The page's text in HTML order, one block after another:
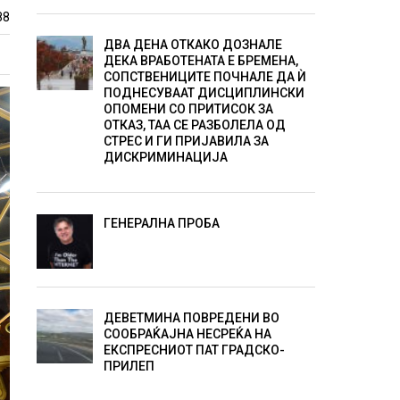
ДВА ДЕНА ОТКАКО ДОЗНАЛЕ
ДЕКА ВРАБОТЕНАТА Е БРЕМЕНА,
СОПСТВЕНИЦИТЕ ПОЧНАЛЕ ДА Ѝ
ПОДНЕСУВААТ ДИСЦИПЛИНСКИ
ОПОМЕНИ СО ПРИТИСОК ЗА
ОТКАЗ, ТАА СЕ РАЗБОЛЕЛА ОД
СТРЕС И ГИ ПРИЈАВИЛА ЗА
ДИСКРИМИНАЦИЈА
ГЕНЕРАЛНА ПРОБА
ДЕВЕТМИНА ПОВРЕДЕНИ ВО
СООБРАЌАЈНА НЕСРЕЌА НА
ЕКСПРЕСНИОТ ПАТ ГРАДСКО-
ПРИЛЕП